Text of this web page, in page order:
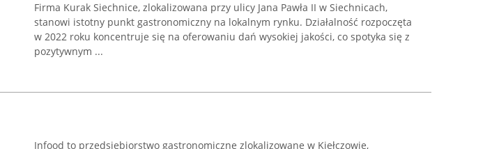
Firma Kurak Siechnice, zlokalizowana przy ulicy Jana Pawła II w Siechnicach,
stanowi istotny punkt gastronomiczny na lokalnym rynku. Działalność rozpoczęta
w 2022 roku koncentruje się na oferowaniu dań wysokiej jakości, co spotyka się z
pozytywnym ...
Infood to przedsiębiorstwo gastronomiczne zlokalizowane w Kiełczowie,